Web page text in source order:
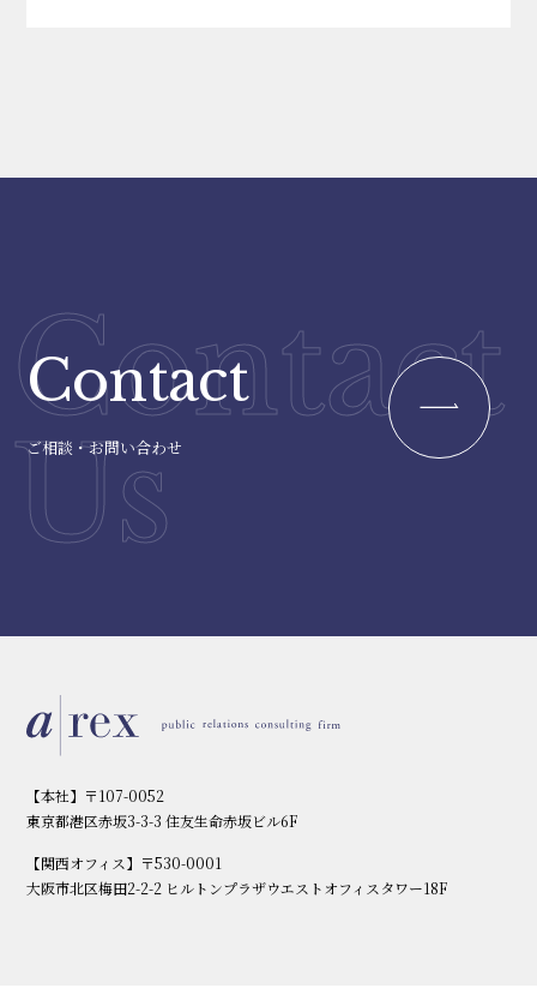
Contact
ご相談・お問い合わせ
Contact
Us
【本社】〒107-0052
東京都港区赤坂3-3-3 住友生命赤坂ビル6F
【関西オフィス】〒530-0001
大阪市北区梅田2-2-2 ヒルトンプラザウエストオフィスタワー18F